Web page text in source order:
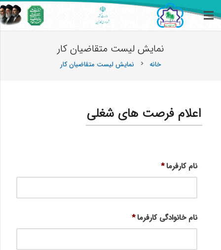
نمایش لیست متقاضیان کار
خانه chevron_right نمایش لیست متقاضیان کار
اعلام فرصت های شغلی
نام کارفرما *
نام خانوادگی کارفرما *